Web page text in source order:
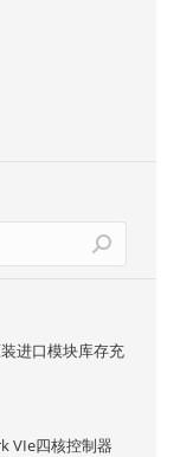
装进口模块库存充
VIe四核控制器